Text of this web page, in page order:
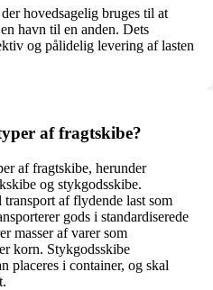
hovedsagelig bruges til at
havn til en anden. Dets
og pålidelig levering af lasten
af fragtskibe?
af fragtskibe, herunder
og stykgodsskibe.
af flydende last som
gods i standardiserede
masser af varer som
korn. Stykgodsskibe
placeres i container, og skal